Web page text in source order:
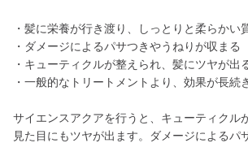
・髪に栄養が行き渡り、しっとりと柔らかい
・ダメージによるパサつきやうねりが収まる
・キューティクルが整えられ、髪にツヤが出
・一般的なトリートメントより、効果が長続
サイエンスアクアを行うと、キューティクル
見た目にもツヤが出ます。ダメージによるパ